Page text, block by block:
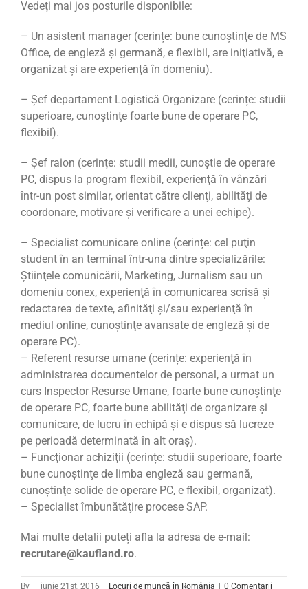
Vedeți mai jos posturile disponibile:
– Un asistent manager (cerințe: bune cunoştinţe de MS
Office, de engleză şi germană, e flexibil, are iniţiativă, e
organizat şi are experienţă în domeniu).
– Șef departament Logistică Organizare (cerințe: studii
superioare, cunoştinţe foarte bune de operare PC,
flexibil).
– Șef raion (cerințe: studii medii, cunoștie de operare
PC, dispus la program flexibil, experienţă în vânzări
într-un post similar, orientat către clienţi, abilităţi de
coordonare, motivare şi verificare a unei echipe).
– Specialist comunicare online (cerințe: cel puţin
student în an terminal într-una dintre specializările:
Ştiinţele comunicării, Marketing, Jurnalism sau un
domeniu conex, experienţă în comunicarea scrisă şi
redactarea de texte, afinităţi şi/sau experienţă în
mediul online, cunoştinţe avansate de engleză şi de
operare PC).
– Referent resurse umane (cerințe: experienţă în
administrarea documentelor de personal, a urmat un
curs Inspector Resurse Umane, foarte bune cunoştinţe
de operare PC, foarte bune abilităţi de organizare şi
comunicare, de lucru în echipă şi e dispus să lucreze
pe perioadă determinată în alt oraş).
– Funcţionar achiziţii (cerințe: studii superioare, foarte
bune cunoştinţe de limba engleză sau germană,
cunoştinţe solide de operare PC, e flexibil, organizat).
– Specialist îmbunătăţire procese SAP.
Mai multe detalii puteți afla la adresa de e-mail:
recrutare@kaufland.ro.
By iunie 21st, 2016 Locuri de muncă în România 0 Comentarii